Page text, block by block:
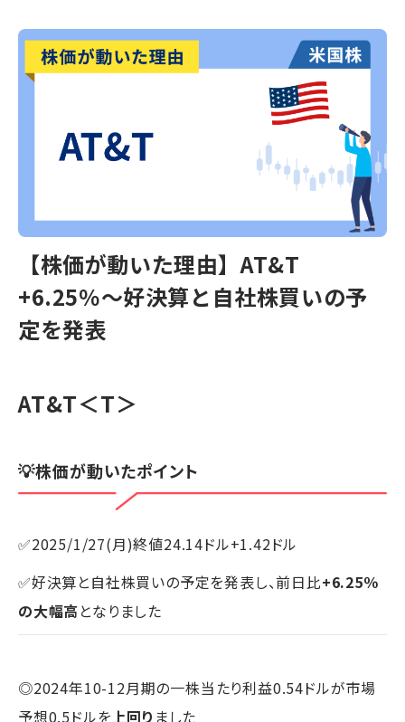
【株価が動いた理由】AT&T
+6.25％～好決算と自社株買いの予
定を発表
AT&T＜T＞
💡株価が動いたポイント
✅2025/1/27(月)終値24.14ドル+1.42ドル
✅好決算と自社株買いの予定を発表し、前日比+6.25％
の大幅高 となりました
◎2024年10-12月期の一株当たり利益0.54ドルが市場
予想0.5ドルを上回り ました